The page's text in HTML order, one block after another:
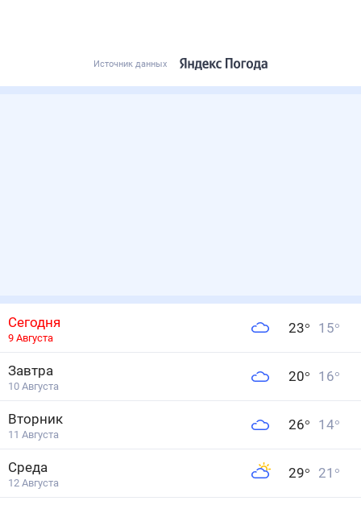
Источник данных
Сегодня
9 Августа
23° 15°
Завтра
10 Августа
20° 16°
Вторник
11 Августа
26° 14°
Среда
12 Августа
29° 21 °